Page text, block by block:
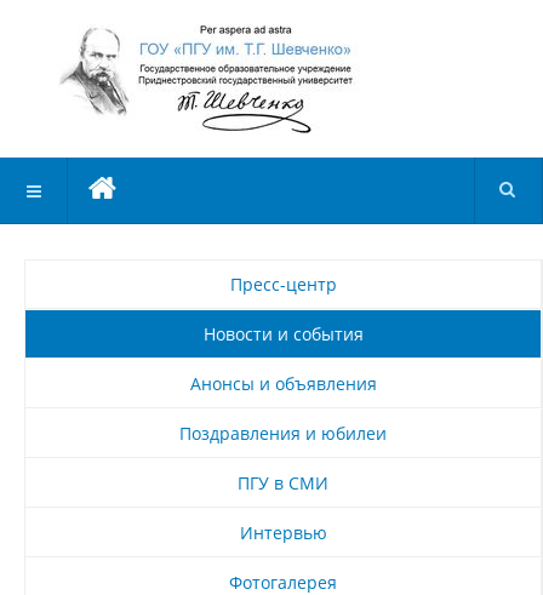
Пресс-центр
Новости и события
Анонсы и объявления
Поздравления и юбилеи
ПГУ в СМИ
Интервью
Фотогалерея